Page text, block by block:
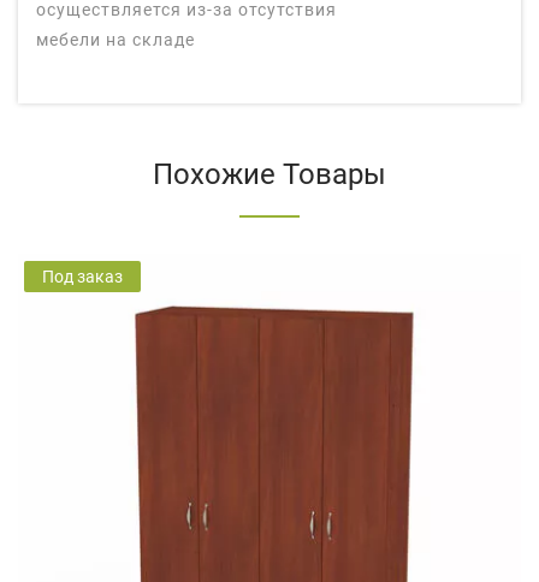
осуществляется из-за отсутствия
мебели на складе
Похожие Товары
Под заказ